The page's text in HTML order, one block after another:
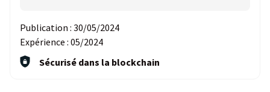
Publication : 30/05/2024
Expérience : 05/2024
Sécurisé dans la blockchain